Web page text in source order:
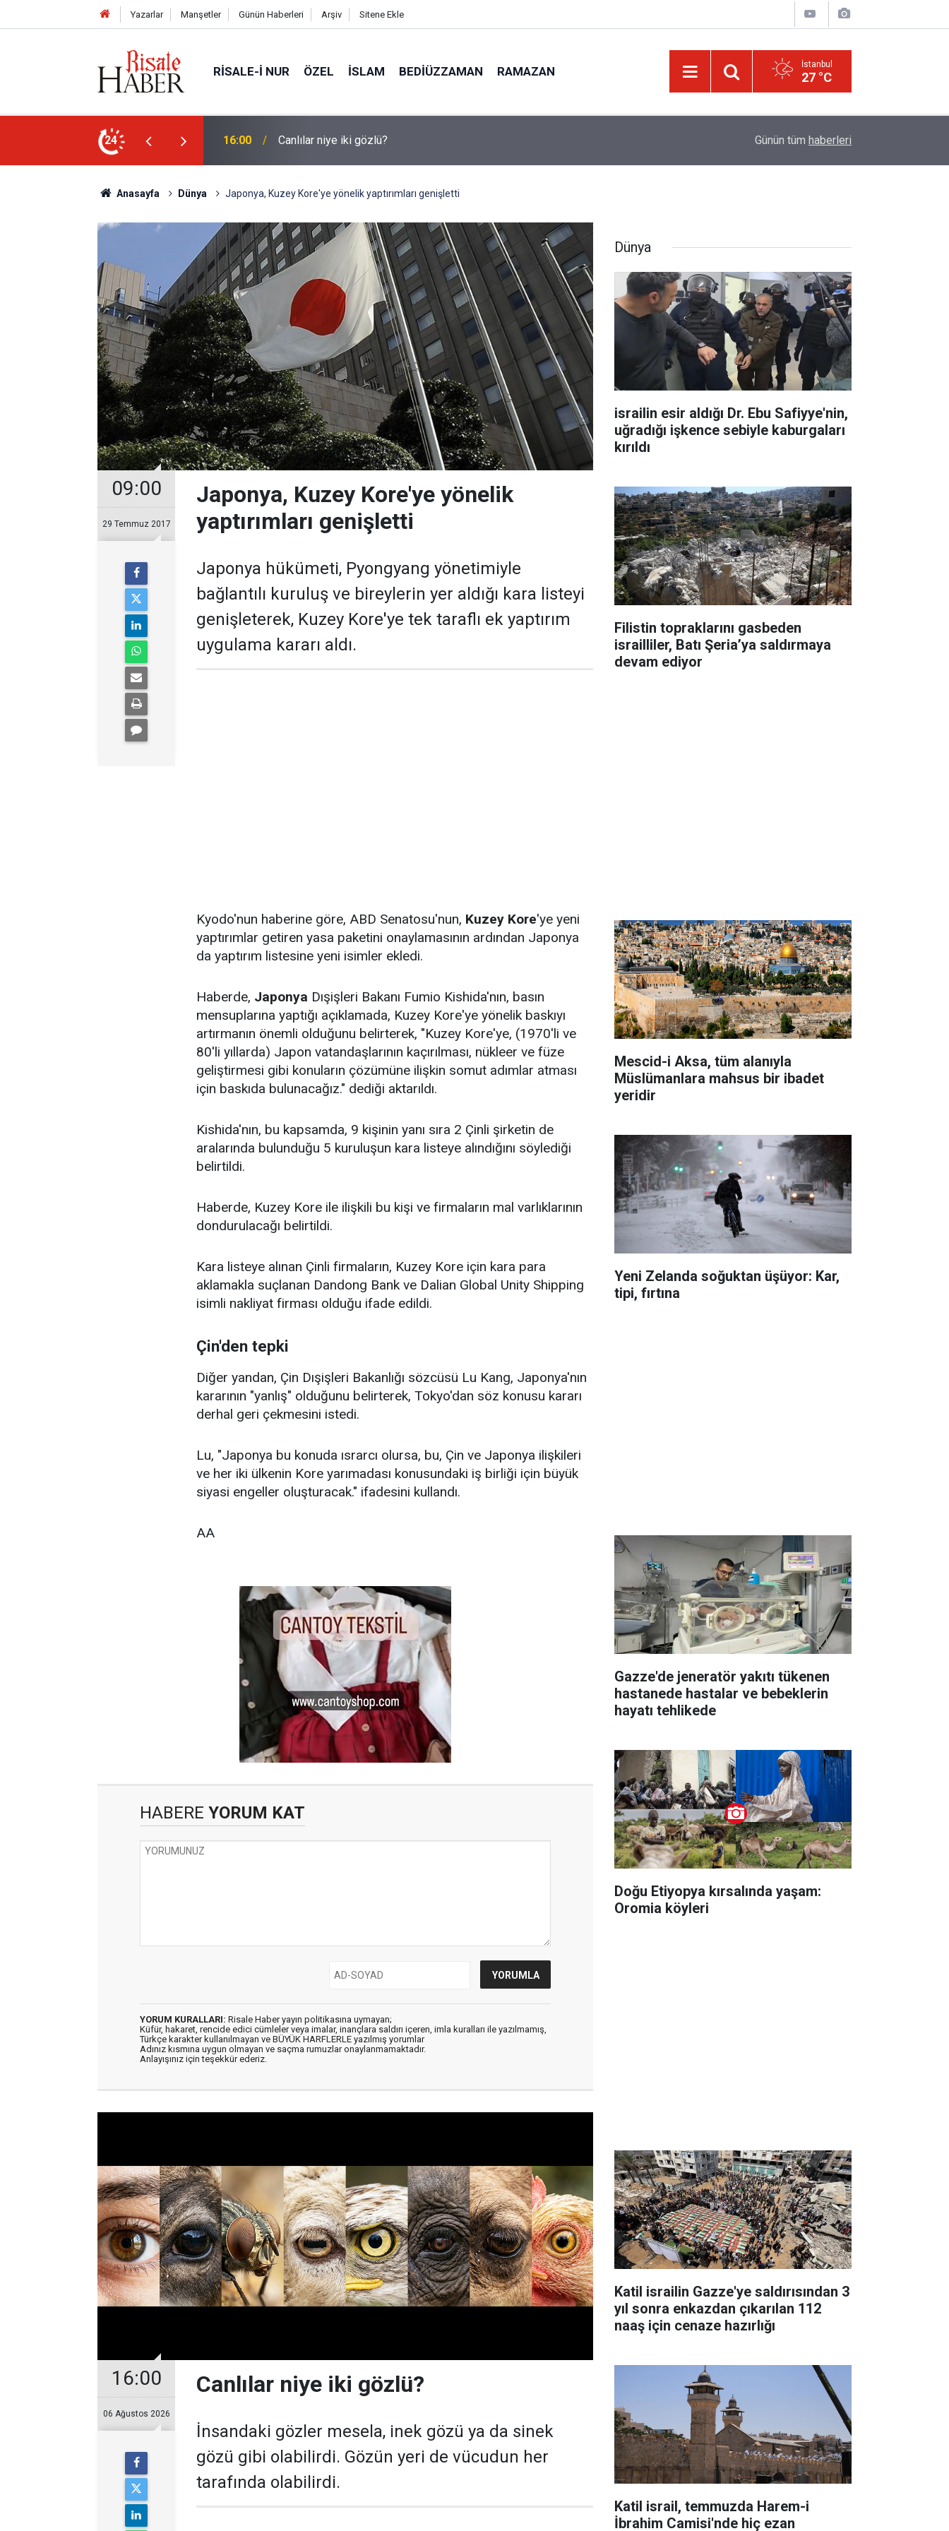
Yazarlar Manşetler Günün Haberleri Arşiv Sitene Ekle
RISALE-I NUR ÖZEL İSLAM BEDIÜZZAMAN RAMAZAN İstanbul
27 °C
24 15:35 Sosyal medya, derslerde başarısızlığa yol açıyor Günün tüm haberleri
Anasayfa Dünya Japonya, Kuzey Kore'ye yönelik yaptırımları genişletti
09:00
29 Temmuz 2017
Japonya, Kuzey Kore'ye yönelik
yaptırımları genişletti
Japonya hükümeti, Pyongyang yönetimiyle
bağlantılı kuruluş ve bireylerin yer aldığı kara listeyi
genişleterek, Kuzey Kore'ye tek taraflı ek yaptırım
uygulama kararı aldı.
Kyodo'nun haberine göre, ABD Senatosu'nun, Kuzey Kore'ye yeni
yaptırımlar getiren yasa paketini onaylamasının ardından Japonya
da yaptırım listesine yeni isimler ekledi.
Haberde, Japonya Dışişleri Bakanı Fumio Kishida'nın, basın
mensuplarına yaptığı açıklamada, Kuzey Kore'ye yönelik baskıyı
artırmanın önemli olduğunu belirterek, "Kuzey Kore'ye, (1970'li ve
80'li yıllarda) Japon vatandaşlarının kaçırılması, nükleer ve füze
geliştirmesi gibi konuların çözümüne ilişkin somut adımlar atması
için baskıda bulunacağız." dediği aktarıldı.
Kishida'nın, bu kapsamda, 9 kişinin yanı sıra 2 Çinli şirketin de
aralarında bulunduğu 5 kuruluşun kara listeye alındığını söylediği
belirtildi.
Haberde, Kuzey Kore ile ilişkili bu kişi ve firmaların mal varlıklarının
dondurulacağı belirtildi.
Kara listeye alınan Çinli firmaların, Kuzey Kore için kara para
aklamakla suçlanan Dandong Bank ve Dalian Global Unity Shipping
isimli nakliyat firması olduğu ifade edildi.
Çin'den tepki
Diğer yandan, Çin Dışişleri Bakanlığı sözcüsü Lu Kang, Japonya'nın
kararının "yanlış" olduğunu belirterek, Tokyo'dan söz konusu kararı
derhal geri çekmesini istedi.
Lu, "Japonya bu konuda ısrarcı olursa, bu, Çin ve Japonya ilişkileri
ve her iki ülkenin Kore yarımadası konusundaki iş birliği için büyük
siyasi engeller oluşturacak." ifadesini kullandı.
AA
HABERE YORUM KAT
YORUM KURALLARI: Risale Haber yayın politikasına uymayan;
Küfür, hakaret, rencide edici cümleler veya imalar, inançlara saldırı içeren, imla kuralları ile yazılmamış,
Türkçe karakter kullanılmayan ve BÜYÜK HARFLERLE yazılmış yorumlar
Adınız kısmına uygun olmayan ve saçma rumuzlar onaylanmamaktadır.
Anlayışınız için teşekkür ederiz.
16:00
06 Ağustos 2026
Canlılar niye iki gözlü?
İnsandaki gözler mesela, inek gözü ya da sinek
gözü gibi olabilirdi. Gözün yeri de vücudun her
tarafında olabilirdi.
Dünya
israilin esir aldığı Dr. Ebu Safiyye'nin,
uğradığı işkence sebiyle kaburgaları
kırıldı
Filistin topraklarını gasbeden
israilliler, Batı Şeria’ya saldırmaya
devam ediyor
Mescid-i Aksa, tüm alanıyla
Müslümanlara mahsus bir ibadet
yeridir
Yeni Zelanda soğuktan üşüyor: Kar,
tipi, fırtına
Gazze'de jeneratör yakıtı tükenen
hastanede hastalar ve bebeklerin
hayatı tehlikede
Doğu Etiyopya kırsalında yaşam:
Oromia köyleri
Katil israilin Gazze'ye saldırısından 3
yıl sonra enkazdan çıkarılan 112
naaş için cenaze hazırlığı
Katil israil, temmuzda Harem-i
İbrahim Camisi'nde hiç ezan